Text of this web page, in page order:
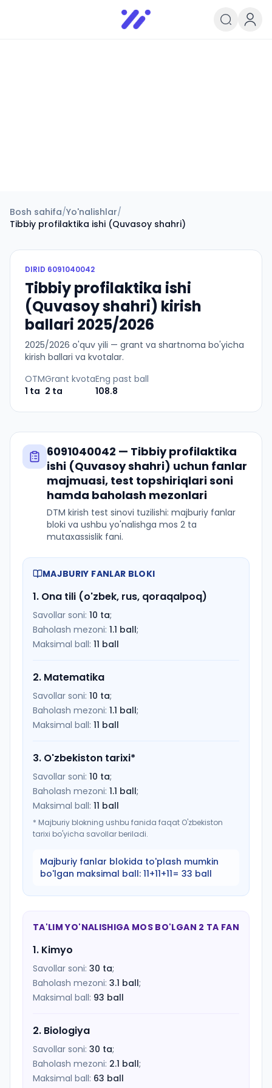
Infoedu
Ta&#039;lim xabarlari va
Bosh sahifa/Yo'nalishlar/
Tibbiy profilaktika ishi (Quvasoy shahri)
DIRID 6091040042
Tibbiy profilaktika ishi
(Quvasoy shahri) kirish
ballari 2025/2026
2025/2026 o'quv yili — grant va shartnoma bo'yicha
kirish ballari va kvotalar.
OTM
1 ta
Grant kvota
2 ta
Eng past ball
108.8
6091040042 — Tibbiy profilaktika
ishi (Quvasoy shahri) uchun fanlar
majmuasi, test topshiriqlari soni
hamda baholash mezonlari
DTM kirish test sinovi tuzilishi: majburiy fanlar
bloki va ushbu yo'nalishga mos 2 ta
mutaxassislik fani.
MAJBURIY FANLAR BLOKI
1. Ona tili (o'zbek, rus, qoraqalpoq)
Savollar soni: 10 ta;
Baholash mezoni: 1.1 ball;
Maksimal ball: 11 ball
2. Matematika
Savollar soni: 10 ta;
Baholash mezoni: 1.1 ball;
Maksimal ball: 11 ball
3. O'zbekiston tarixi*
Savollar soni: 10 ta;
Baholash mezoni: 1.1 ball;
Maksimal ball: 11 ball
* Majburiy blokning ushbu fanida faqat O'zbekiston
tarixi bo'yicha savollar beriladi.
Majburiy fanlar blokida to'plash mumkin
bo'lgan maksimal ball: 11+11+11= 33 ball
TA'LIM YO'NALISHIGA MOS BO'LGAN 2 TA FAN
1. Kimyo
Savollar soni: 30 ta;
Baholash mezoni: 3.1 ball;
Maksimal ball: 93 ball
2. Biologiya
Savollar soni: 30 ta;
Baholash mezoni: 2.1 ball;
Maksimal ball: 63 ball